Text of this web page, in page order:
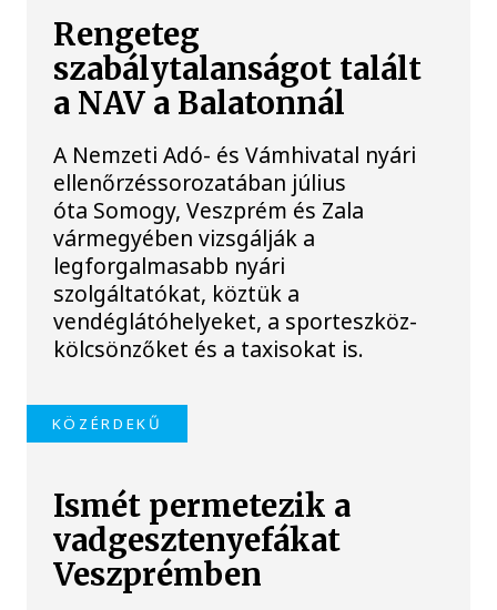
Rengeteg
szabálytalanságot talált
a NAV a Balatonnál
A Nemzeti Adó- és Vámhivatal nyári
ellenőrzéssorozatában július
óta Somogy, Veszprém és Zala
vármegyében vizsgálják a
legforgalmasabb nyári
szolgáltatókat, köztük a
vendéglátóhelyeket, a sporteszköz-
kölcsönzőket és a taxisokat is.
KÖZÉRDEKŰ
Ismét permetezik a
vadgesztenyefákat
Veszprémben